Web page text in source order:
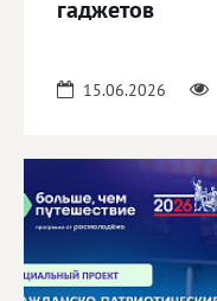
гаджетов
15.06.2026